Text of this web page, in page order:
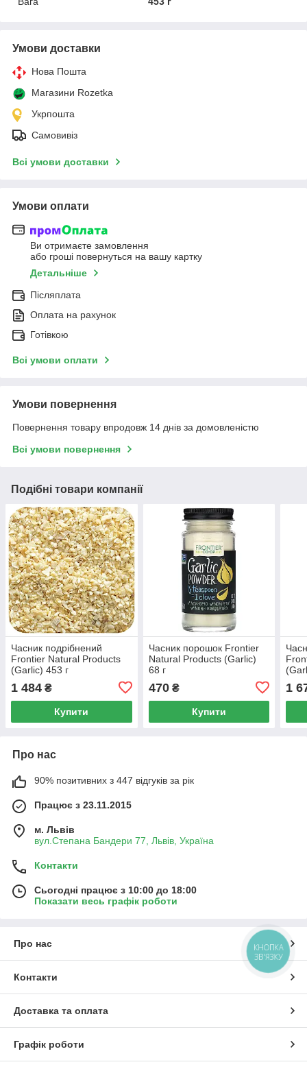
Умови доставки
Нова Пошта
Магазини Rozetka
Укрпошта
Самовивіз
Всі умови доставки
Умови оплати
Ви отримаєте замовлення
або гроші повернуться на вашу картку
Детальніше
Післяплата
Оплата на рахунок
Готівкою
Всі умови оплати
Умови повернення
Повернення товару впродовж 14 днів за домовленістю
Всі умови повернення
Подібні товари компанії
Часник подрібнений
Frontier Natural Products
(Garlic) 453 г
1 484 ₴
Купити
Часник порошок Frontier
Natural Products (Garlic)
68 г
470₴
Купити
1
Про нас
90% позитивних з 447 відгуків за рік
Працює з 23.11.2015
м. Львів
вул.Степана Бандери 77, Львів, Україна
Контакти
Сьогодні працює з 10:00 до 18:00
Показати весь графік роботи
Про нас
Контакти
Доставка та оплата
Графік роботи
КНОПКА
ЗВ'ЯЗКУ